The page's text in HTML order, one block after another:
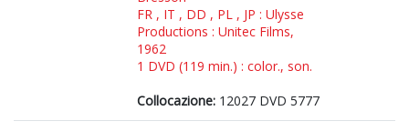
FR , IT , DD , PL , JP : Ulysse
Productions : Unitec Films,
1962
1 DVD (119 min.) : color., son.
Collocazione: 12027 DVD 5777